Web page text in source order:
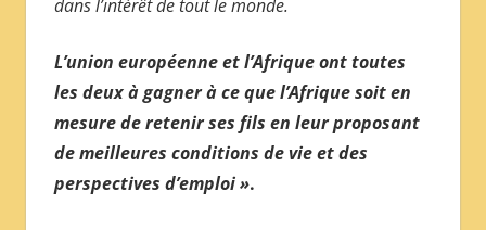
dans l’intérêt de tout le monde.
L’union européenne et l’Afrique ont toutes
les deux à gagner à ce que l’Afrique soit en
mesure de retenir ses fils en leur proposant
de meilleures conditions de vie et des
perspectives d’emploi ».